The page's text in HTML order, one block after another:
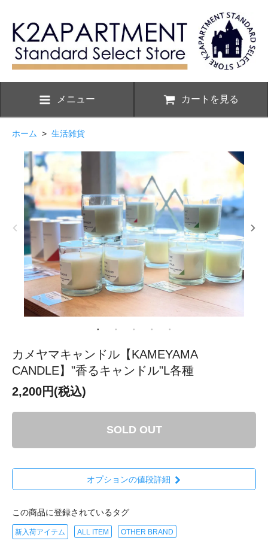
メニュー カートを見る
ホーム > 生活雑貨
カメヤマキャンドル【KAMEYAMA
CANDLE】"香るキャンドル"L各種
2,200円(税込)
SOLD OUT
オプションの値段詳細
この商品に登録されているタグ
新入荷アイテム ALL ITEM OTHER BRAND